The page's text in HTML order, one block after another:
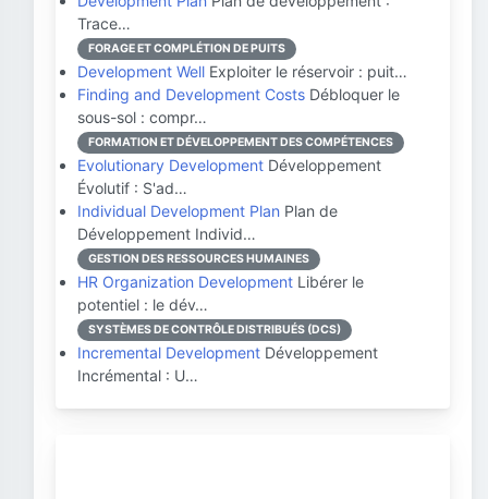
Trace…
FORAGE ET COMPLÉTION DE PUITS
Development Well Exploiter le réservoir : puit…
Finding and Development Costs Débloquer le
sous-sol : compr…
FORMATION ET DÉVELOPPEMENT DES COMPÉTENCES
Evolutionary Development Développement
Évolutif : S'ad…
Individual Development Plan Plan de
Développement Individ…
GESTION DES RESSOURCES HUMAINES
HR Organization Development Libérer le
potentiel : le dév…
SYSTÈMES DE CONTRÔLE DISTRIBUÉS (DCS)
Incremental Development Développement
Incrémental : U…